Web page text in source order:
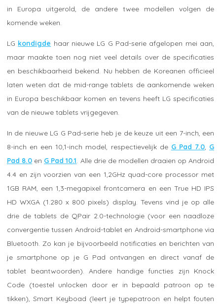
in Europa uitgerold, de andere twee modellen volgen de
komende weken.
LG kondigde haar nieuwe LG G Pad-serie afgelopen mei aan,
maar maakte toen nog niet veel details over de specificaties
en beschikbaarheid bekend. Nu hebben de Koreanen officieel
laten weten dat de mid-range tablets de aankomende weken
in Europa beschikbaar komen en tevens heeft LG specificaties
van de nieuwe tablets vrijgegeven.
In de nieuwe LG G Pad-serie heb je de keuze uit een 7-inch, een
8-inch en een 10,1-inch model, respectievelijk de G Pad 7.0, G
Pad 8.0 en G Pad 10.1 . Alle drie de modellen draaien op Android
4.4 en zijn voorzien van een 1,2GHz quad-core processor met
1GB RAM, een 1,3-megapixel frontcamera en een True HD IPS
HD WXGA (1.280 x 800 pixels) display. Tevens vind je op alle
drie de tablets de QPair 2.0-technologie (voor een naadloze
convergentie tussen Android-tablet en Android-smartphone via
Bluetooth. Zo kan je bijvoorbeeld notificaties en berichten van
je smartphone op je G Pad ontvangen en direct vanaf de
tablet beantwoorden). Andere handige functies zijn Knock
Code (toestel unlocken door er in bepaald patroon op te
tikken), Smart Keyboad (leert je typepatroon en helpt fouten